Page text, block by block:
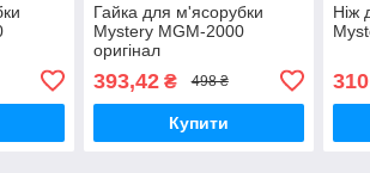
Гайка для м'ясорубки
Mystery MGM-2000
оригінал
393,42₴ 498 ₴
Купити
Ніж